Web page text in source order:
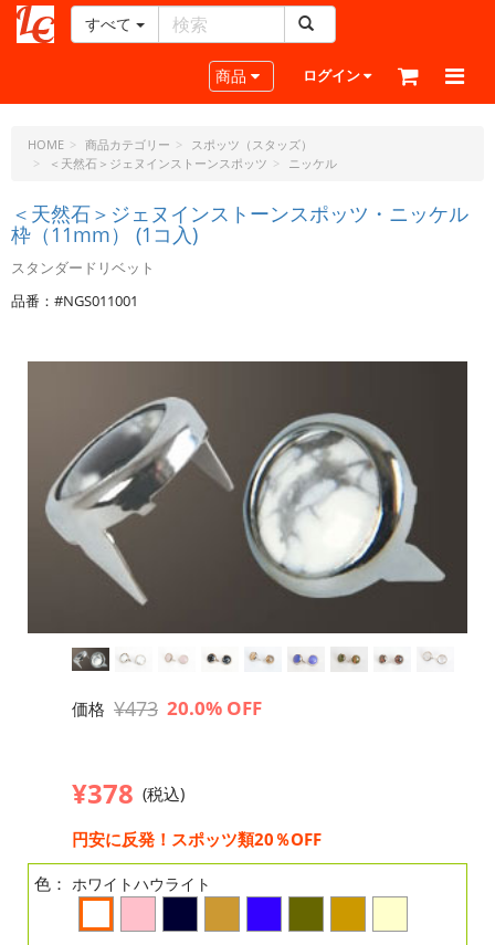
ー
ラ
フ
ド
ッ
ト・
ェ
ピ
すべて
Toggle navigation
商品 ログイン
HOME 商品カテゴリー
スポッツ（スタッズ）
＜天然石＞ジェヌインストーンスポッツ
ニッケル
＜天然石＞ジェヌインストーンスポッツ・ニッケル
枠（11mm） (1コ入)
スタンダードリベット
品番：#NGS011001
価格 ¥473 20.0% OFF
¥378 (税込)
円安に反発！スポッツ類20％OFF
色： ホワイトハウライト